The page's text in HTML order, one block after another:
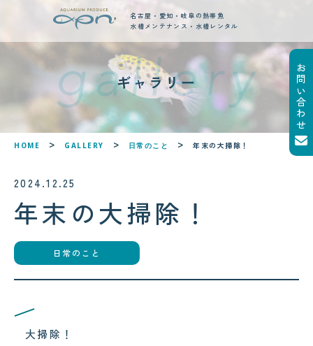
名古屋・愛知・岐阜の熱帯魚
水槽メンテナンス・水槽レンタル
new posts
最新ブログ記事
2026.08.06
ンテナンスの合間の癒し時間
お問い合わせ
ギャラリー
HOME GALLERY 日常のこと 年末の大掃除！
2024.12.25
年末の大掃除！
日常のこと
大掃除！